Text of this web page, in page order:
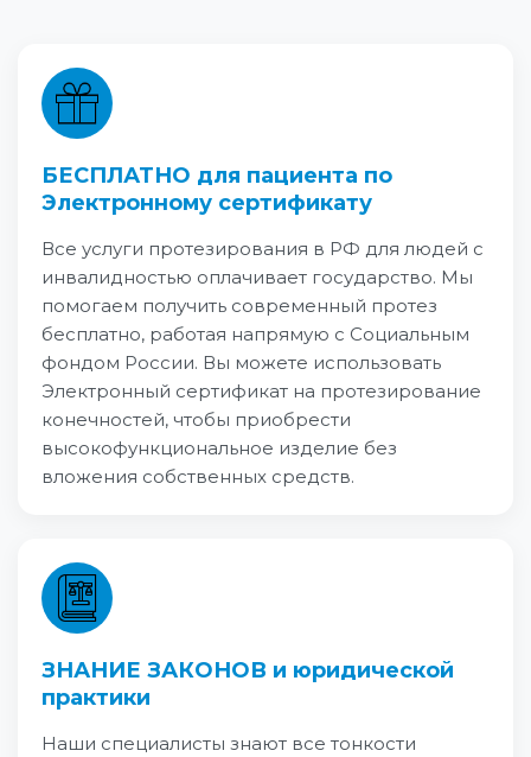
БЕСПЛАТНО для пациента по
Электронному сертификату
Все услуги протезирования в РФ для людей с
инвалидностью оплачивает государство. Мы
помогаем получить современный протез
бесплатно, работая напрямую с Социальным
фондом России. Вы можете использовать
Электронный сертификат на протезирование
конечностей, чтобы приобрести
высокофункциональное изделие без
вложения собственных средств.
ЗНАНИЕ ЗАКОНОВ и юридической
практики
Наши специалисты знают все тонкости